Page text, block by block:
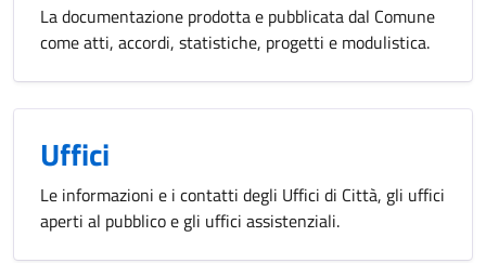
La documentazione prodotta e pubblicata dal Comune
come atti, accordi, statistiche, progetti e modulistica.
Uffici
Le informazioni e i contatti degli Uffici di Città, gli uffici
aperti al pubblico e gli uffici assistenziali.